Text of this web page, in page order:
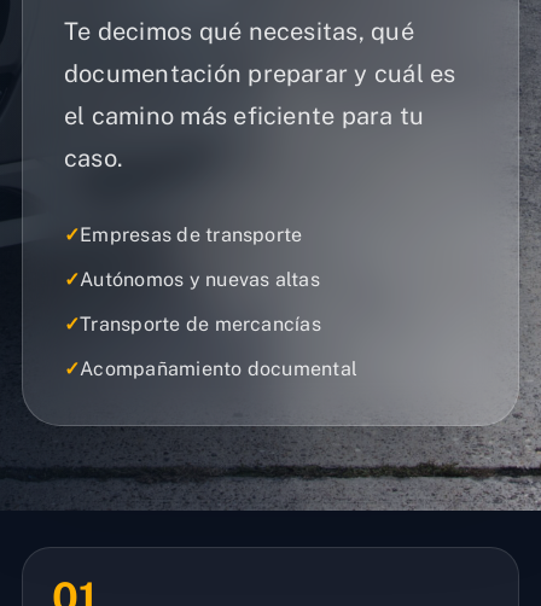
Te decimos qué necesitas, qué
documentación preparar y cuál es
el camino más eficiente para tu
caso.
✓Empresas de transporte
✓Autónomos y nuevas altas
✓Transporte de mercancías
✓Acompañamiento documental